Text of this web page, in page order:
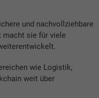
und nachvollziehbare
macht sie für viele
wie Logistik,
weit über